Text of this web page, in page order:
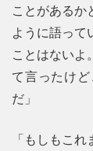
ことがあるか
ように語って
ことはないよ
て言ったけ
だ」
「もしもこ